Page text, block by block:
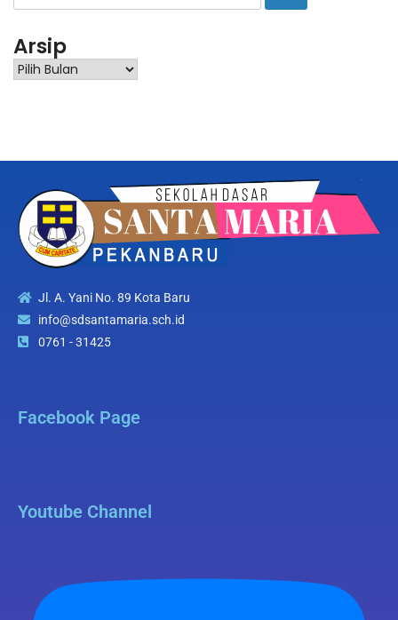
Arsip
Jl. A. Yani No. 89 Kota Baru
info@sdsantamaria.sch.id
0761 - 31425
Facebook Page
Youtube Channel